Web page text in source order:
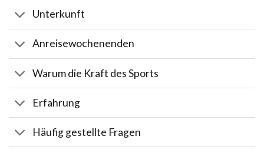
Unterkunft
Anreisewochenenden
Warum die Kraft des Sports
Erfahrung
Häufig gestellte Fragen